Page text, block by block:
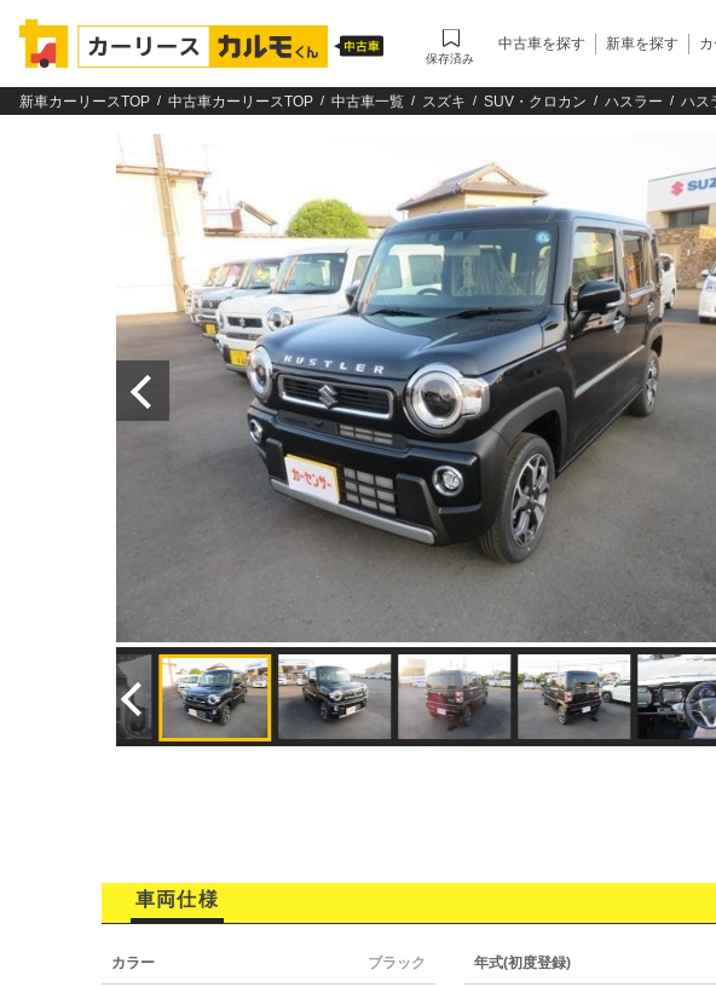
保存済み
中古車を探す 新車を探す
新車カーリースTOP 中古車カーリースTOP 中古車一覧 スズキ SUV・クロカン ハスラー ハス
車両仕様
カラー ブラック 年式(初度登録)